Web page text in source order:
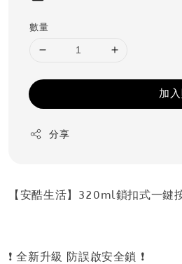
數量
加
分享
【安酷生活】320ml鎖扣式一鍵
❗ 全新升級 防誤啟安全鎖 ❗